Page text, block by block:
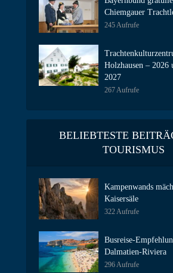
Chiemgauer
245 Aufrufe
Holzhausen – 2026
2027
267 Aufrufe
BELIEBTESTE
TOURISMUS
Kampenwands
Kaisersäle
322 Aufrufe
Busreise-
Dalmatien-Riviera
296 Aufrufe